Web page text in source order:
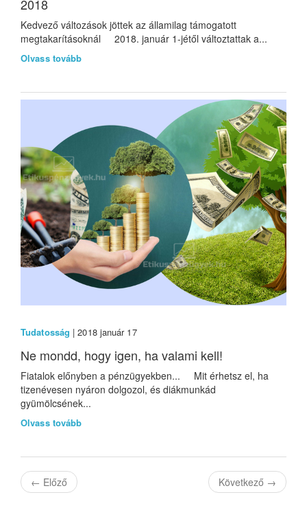
2018
Kedvező változások jöttek az államilag támogatott
megtakarításoknál 2018. január 1-jétől változtattak a...
Olvass tovább
Tudatosság | 2018 január 17
Ne mondd, hogy igen, ha valami kell!
Fiatalok előnyben a pénzügyekben... Mit érhetsz el, ha
tizenévesen nyáron dolgozol, és diákmunkád
gyümölcsének...
Olvass tovább
← Előző Következő →